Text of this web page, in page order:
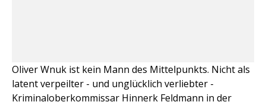
Oliver Wnuk ist kein Mann des Mittelpunkts. Nicht als
latent verpeilter - und unglücklich verliebter -
Kriminaloberkommissar Hinnerk Feldmann in der